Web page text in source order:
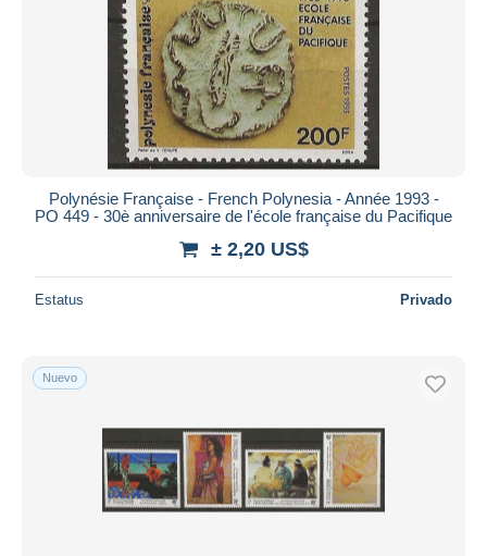
Polynésie Française - French Polynesia - Année 1993 -
PO 449 - 30è anniversaire de l'école française du Pacifique
± 2,20 US$
Estatus Privado
Nuevo